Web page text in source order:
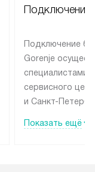
Подключение
Подключение
Gorenje
специалистами
сервисного
и Санкт-
подключается
Показать ещё